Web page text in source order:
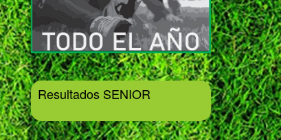
Resultados SENIOR